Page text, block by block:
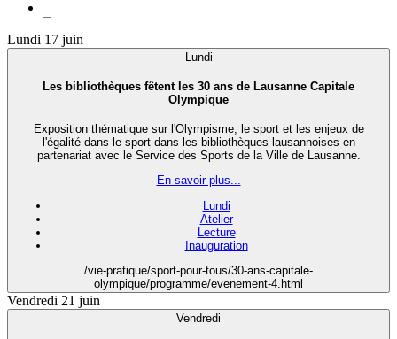
Lundi 17 juin
Lundi
Les bibliothèques fêtent les 30 ans de Lausanne Capitale
Olympique
Exposition thématique sur l'Olympisme, le sport et les enjeux de
l'égalité dans le sport dans les bibliothèques lausannoises en
partenariat avec le Service des Sports de la Ville de Lausanne.
En savoir plus...
Lundi
Atelier
Lecture
Inauguration
/vie-pratique/sport-pour-tous/30-ans-capitale-
olympique/programme/evenement-4.html
Vendredi 21 juin
Vendredi